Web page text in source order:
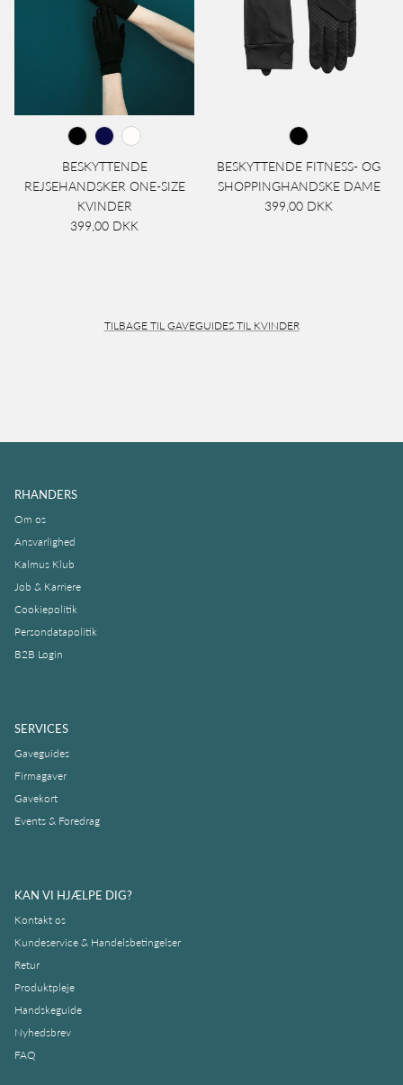
BESKYTTENDE
REJSEHANDSKER ONE-SIZE
KVINDER
399,00 DKK
BESKYTTENDE FITNESS- OG
SHOPPINGHANDSKE DAME
399,00 DKK
TILBAGE TIL GAVEGUIDES TIL KVINDER
RHANDERS
Om os
Ansvarlighed
Kalmus Klub
Job & Karriere
Cookiepolitik
Persondatapolitik
B2B Login
SERVICES
Gaveguides
Firmagaver
Gavekort
Events & Foredrag
KAN VI HJÆLPE DIG?
Kontakt os
Kundeservice & Handelsbetingelser
Retur
Produktpleje
Handskeguide
Nyhedsbrev
FAQ